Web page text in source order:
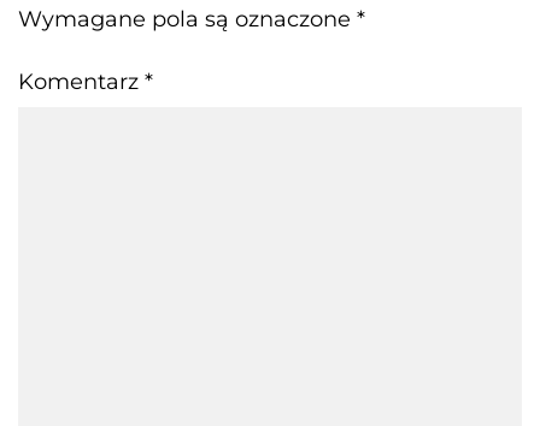
Wymagane pola są oznaczone *
Komentarz *